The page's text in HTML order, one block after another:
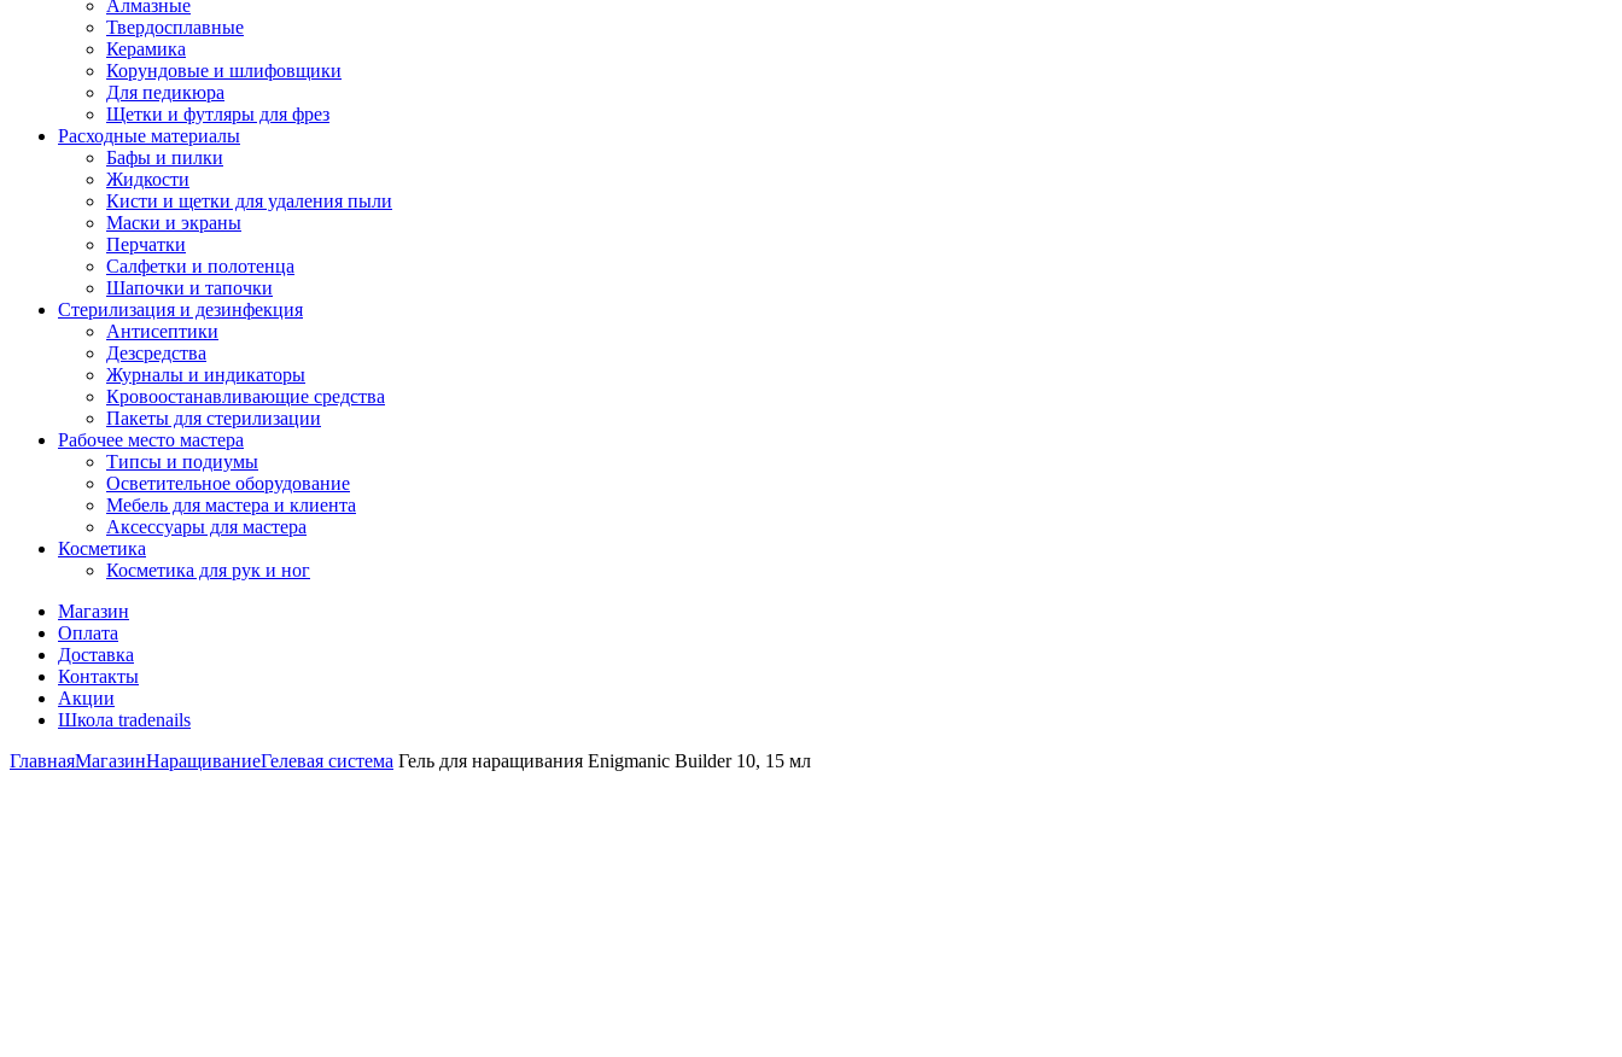
Алмазные
Твердосплавные
Керамика
Корундовые и шлифовщики
Для педикюра
Щетки и футляры для фрез
Расходные материалы
Бафы и пилки
Жидкости
Кисти и щетки для удаления пыли
Маски и экраны
Перчатки
Салфетки и полотенца
Шапочки и тапочки
Стерилизация и дезинфекция
Антисептики
Дезсредства
Журналы и индикаторы
Кровоостанавливающие средства
Пакеты для стерилизации
Рабочее место мастера
Типсы и подиумы
Осветительное оборудование
Мебель для мастера и клиента
Аксессуары для мастера
Косметика
Косметика для рук и ног
Магазин
Оплата
Доставка
Контакты
Акции
Школа tradenails
ГлавнаяМагазинНаращиваниеГелевая система Гель для наращивания Enigmanic Builder 10, 15 мл